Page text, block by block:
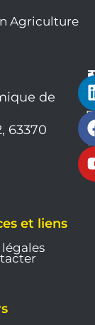
Agriculture
de
63370
et liens